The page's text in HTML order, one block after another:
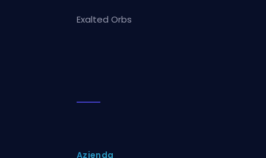
Exalted Orbs
Azienda